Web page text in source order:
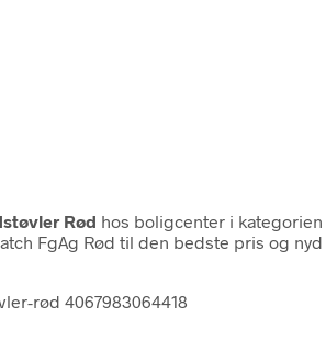
Rød hos boligcenter i kategorien
FgAg Rød til den bedste pris og
rød 4067983064418